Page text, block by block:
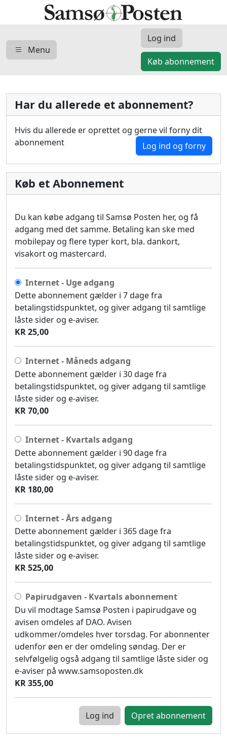
Menu
Log ind
Køb abonnement
Har du allerede et abonnement?
Hvis du allerede er oprettet og gerne vil forny dit
abonnement
Log ind og forny
Køb et Abonnement
Du kan købe adgang til Samsø Posten her, og få
adgang med det samme. Betaling kan ske med
mobilepay og flere typer kort, bla. dankort,
visakort og mastercard.
Internet - Uge adgang
Dette abonnement gælder i 7 dage fra
betalingstidspunktet, og giver adgang til samtlige
låste sider og e-aviser.
KR 25,00
Internet - Måneds adgang
Dette abonnement gælder i 30 dage fra
betalingstidspunktet, og giver adgang til samtlige
låste sider og e-aviser.
KR 70,00
Internet - Kvartals adgang
Dette abonnement gælder i 90 dage fra
betalingstidspunktet, og giver adgang til samtlige
låste sider og e-aviser.
KR 180,00
Internet - Års adgang
Dette abonnement gælder i 365 dage fra
betalingstidspunktet, og giver adgang til samtlige
låste sider og e-aviser.
KR 525,00
Papirudgaven - Kvartals abonnement
Du vil modtage Samsø Posten i papirudgave og
avisen omdeles af DAO. Avisen
udkommer/omdeles hver torsdag. For abonnenter
udenfor øen er der omdeling søndag. Der er
selvfølgelig også adgang til samtlige låste sider og
e-aviser på www.samsoposten.dk
KR 355,00
Log ind